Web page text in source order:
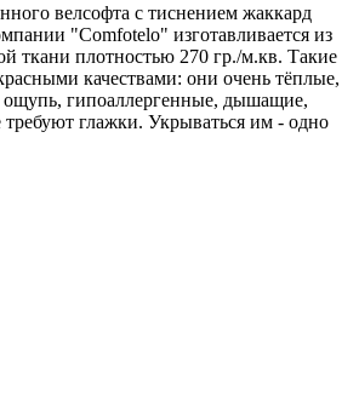
велсофта с тиснением жаккард
"Comfotelo" изготавливается из
ткани плотностью 270 гр./м.кв. Такие
качествами: они очень тёплые,
ощупь, гипоаллергенные, дышащие,
требуют глажки. Укрываться им - одно